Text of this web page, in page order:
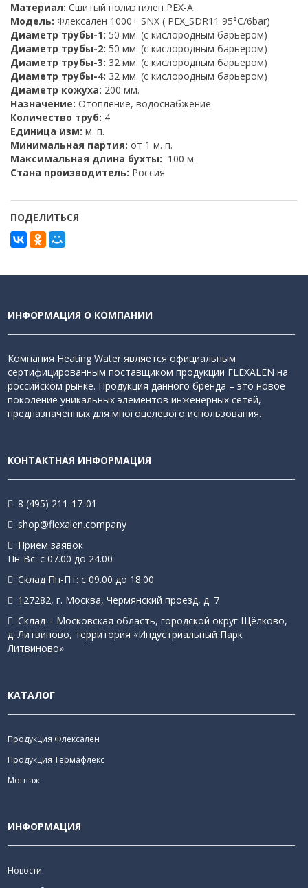
Материал: Сшитый полиэтилен PEX-A
Модель: Флексален 1000+ SNX ( PEX_SDR11 95°C/6bar)
Диаметр трубы-1: 50 мм. (с кислородным барьером)
Диаметр трубы-2: 50 мм. (с кислородным барьером)
Диаметр трубы-3: 32 мм. (с кислородным барьером)
Диаметр трубы-4: 32 мм. (с кислородным барьером)
Диаметр кожуха: 200 мм.
Назначение: Отопление, водоснабжение
Количество труб: 4
Единица изм: м. п.
Минимальная партия: от 1 м. п.
Максимальная длина бухты: 100 м.
Стана производитель: Россия
ПОДЕЛИТЬСЯ
ИНФОРМАЦИЯ О КОМПАНИИ
Компания Heating Water является официальным
сертифицированным поставщиком продукции FLEXALEN на
российском рынке. Продукция данного бренда – это новое
поколение уникальных элементов инженерных сетей,
предназначенных для многоцелевого использования.
КОНТАКТНАЯ ИНФОРМАЦИЯ
8 (495) 211-17-01
shop@flexalen.company
Приём заявок
Пн-Вс: с 07.00 до 24.00
Склад Пн-Пт: с 09.00 до 18.00
127282, г. Москва, Чермянский проезд, д. 7
Склад – Московская область, городской округ Щёлково,
д. Литвиново, территория «Индустриальный Парк
Литвиново»
КАТАЛОГ
Продукция Флексален
Продукция Термафлекс
Монтаж
ИНФОРМАЦИЯ
Новости